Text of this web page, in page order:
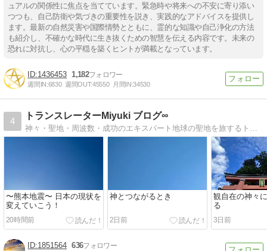
ュアルの関係性に焦点を当てています。緊急時や将来への不安に寄り添い
つつも、自己防衛や気づきの重要性を説き、実践的なアドバイスを提供し
ます。最新の自然災害や国際情勢とともに、霊的な知識や自己浄化の方法
も紹介し、不確かな時代に生き抜くための智慧を伝える内容です。未来の
恐れに対抗し、心の平穏を築くヒントが満載となっています。
1436453 1,182
週間IN:6830 週間OUT:45550 月間IN:34530
4
トランスレーターMiyuki ブログ∞
神々・聖地・周波数・成功のエキスパート地球の聖地を旅するトラベラー
〜熊本地震〜 日本の現状を
変えていこう！
20時間前
神とつながるとき
2日前
観自在の神々
る
3日前
1851564 636